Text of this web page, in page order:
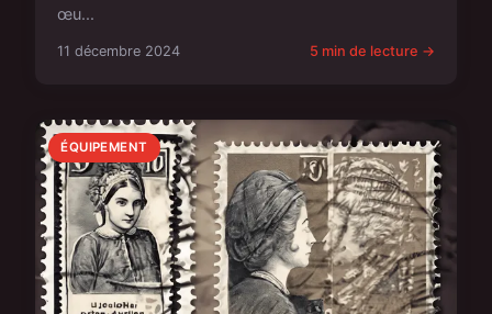
œu...
11 décembre 2024 5 min de lecture →
ÉQUIPEMENT